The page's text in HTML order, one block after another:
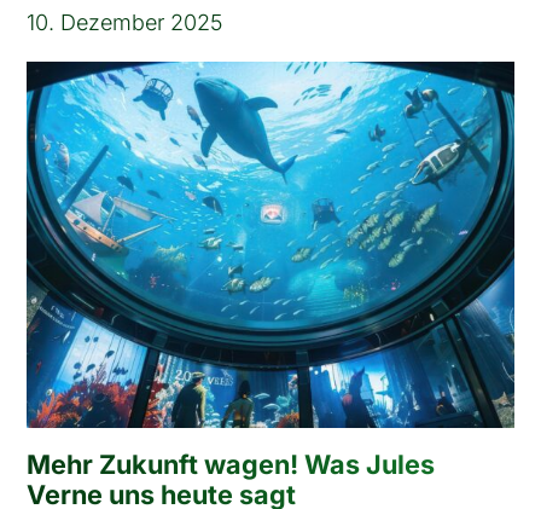
10. Dezember 2025
Mehr Zukunft wagen! Was Jules
Verne uns heute sagt